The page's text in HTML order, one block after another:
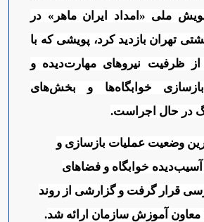
ملی «امداد ایران ماهر» در
تهران بازدید کرد، پویشی که با
ظرفیت نیروهای مهارت‌دیده و
خوابگاه‌ها و بخش‌های
در حال اجراست.
معاون آموزش سازمان ارائه شد.